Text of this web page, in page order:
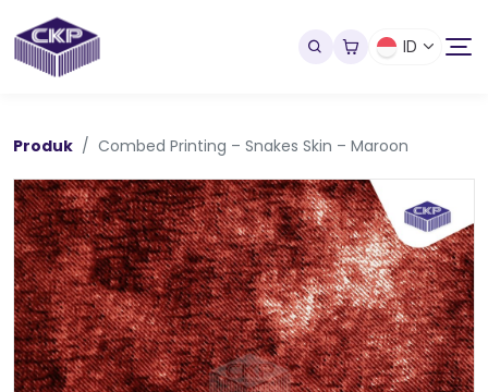
ID
Produk Combed Printing – Snakes Skin – Maroon